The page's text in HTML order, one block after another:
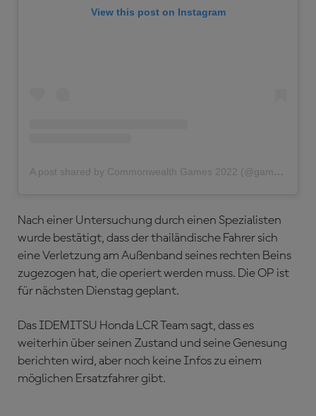
View this post on Instagram
A post shared by Commonwealth Games 2022 (@gamescommonwealth)
Nach einer Untersuchung durch einen Spezialisten
wurde bestätigt, dass der thailändische Fahrer sich
eine Verletzung am Außenband seines rechten Beins
zugezogen hat, die operiert werden muss. Die OP ist
für nächsten Dienstag geplant.
Das IDEMITSU Honda LCR Team sagt, dass es
weiterhin über seinen Zustand und seine Genesung
berichten wird, aber noch keine Infos zu einem
möglichen Ersatzfahrer gibt.